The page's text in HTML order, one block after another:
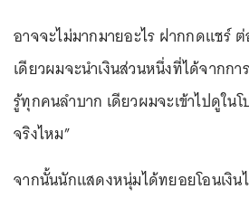
อาจจะไม่มากมายอะไร ฝากกดแชร์
เดียวผมจะนำเงินส่วนหนึ่งที่ได้จากก
รู้ทุกคนลำบาก เดียวผมจะเข้าไปดูใน
จริงไหม”
จากนั้นนักแสดงหนุ่มได้ทยอยโอนเงิน